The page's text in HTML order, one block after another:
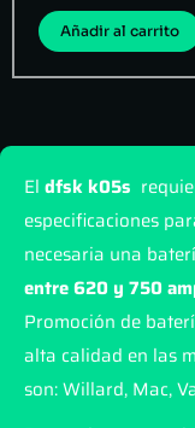
Añadir al carrito
El dfsk k05s
especificaciones
necesaria una
entre 620 y 750
Promoción de
alta calidad en las
son: Willard, Mac,